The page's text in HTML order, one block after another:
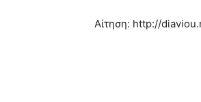
Αίτηση: http://